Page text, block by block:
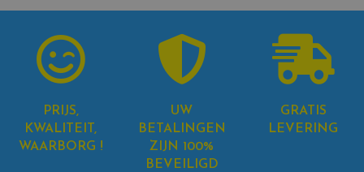
PRIJS,
KWALITEIT,
WAARBORG !
UW
BETALINGEN
ZIJN 100%
BEVEILIGD
GRATIS
LEVERING